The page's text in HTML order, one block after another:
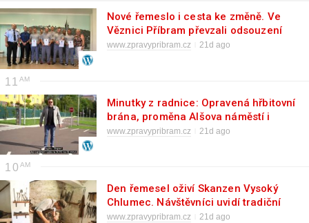
Nové řemeslo i cesta ke změně. Ve
Věznici Příbram převzali odsouzení
výuční listy i certifikáty
www.zpravypribram.cz 21d ago
11
Minutky z radnice: Opravená hřbitovní
brána, proměna Alšova náměstí i
pozvánky na letní akce
www.zpravypribram.cz 21d ago
10
Den řemesel oživí Skanzen Vysoký
Chlumec. Návštěvníci uvidí tradiční
řemesla i novinky
www.zpravypribram.cz 21d ago